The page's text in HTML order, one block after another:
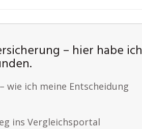
– hier habe ich
wie ich meine Entscheidung
ins Vergleichsportal